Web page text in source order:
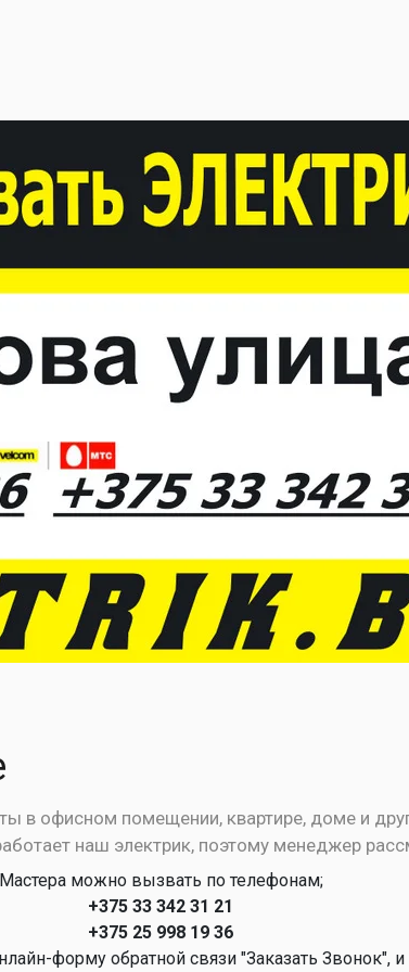
в офисном помещении, квартире, доме и
наш электрик, поэтому менеджер
Мастера можно вызвать по телефонам;
+375 33 342 31 21
+375 25 998 19 36
форму обратной связи "Заказать Звонок",